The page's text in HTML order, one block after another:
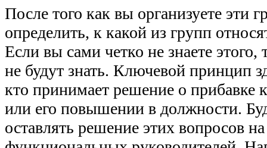
После того как вы организуете эти
определить, к какой из групп
Если вы сами четко не знаете
не будут знать. Ключевой принцип
кто принимает решение о прибавке
или его повышении в должности.
оставлять решение этих вопросов